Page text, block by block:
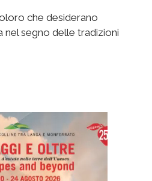
che desiderano
nel segno delle tradizioni